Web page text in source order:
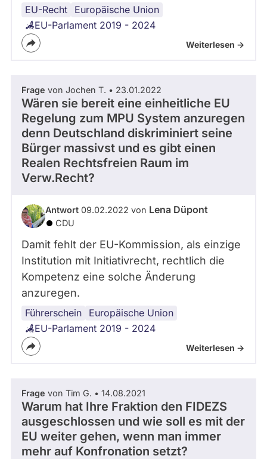
EU-Recht Europäische Union
Justiz
EU-Parlament 2019 - 2024
Weiterlesen ->
Frage von Jochen T. • 23.01.2022
Wären sie bereit eine einheitliche EU
Regelung zum MPU System anzuregen
denn Deutschland diskriminiert seine
Bürger massivst und es gibt einen
Realen Rechtsfreien Raum im
Verw.Recht?
Antwort 09.02.2022 von Lena Düpont
CDU
Damit fehlt der EU-Kommission, als einzige
Institution mit Initiativrecht, rechtlich die
Kompetenz eine solche Änderung
anzuregen.
Führerschein
Europäische Union
EU-Parlament 2019 - 2024
Weiterlesen ->
Frage von Tim G. • 14.08.2021
Warum hat Ihre Fraktion den FIDEZS
ausgeschlossen und wie soll es mit der
EU weiter gehen, wenn man immer
mehr auf Konfronation setzt?